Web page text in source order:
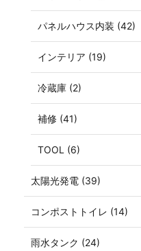
パネルハウス内装 (42)
インテリア (19)
冷蔵庫 (2)
補修 (41)
TOOL (6)
太陽光発電 (39)
コンポストトイレ (14)
雨水タンク (24)